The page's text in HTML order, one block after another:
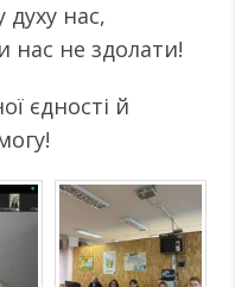
духу нас,
нас не здолати!
єдності й